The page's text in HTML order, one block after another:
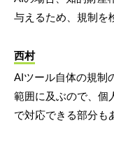
与えるため、規制を
西村
AIツール自体の規制
範囲に及ぶので、個
で対応できる部分も